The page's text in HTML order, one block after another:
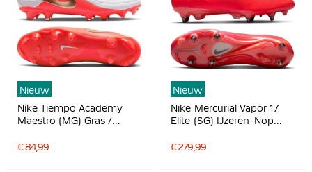
Nieuw
Nike Tiempo Academy
Maestro (MG) Gras /
Voetbalschoenen Wit
€ 84,99
Nieuw
Nike Mercurial Vapor 17
Elite (SG) IJzeren-Nop
Zwart Goud
€ 279,99